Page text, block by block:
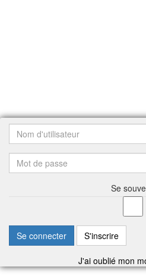
Se
Se connecter S'inscrire
J'ai oublié mon